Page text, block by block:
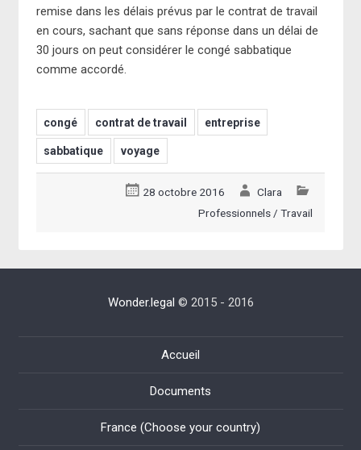
remise dans les délais prévus par le contrat de travail
en cours, sachant que sans réponse dans un délai de
30 jours on peut considérer le congé sabbatique
comme accordé.
congé contrat de travail entreprise
sabbatique voyage
28 octobre 2016
Clara
Professionnels/ Travail
Wonder.legal © 2015 - 2016
Accueil
Documents
France (Choose your country)